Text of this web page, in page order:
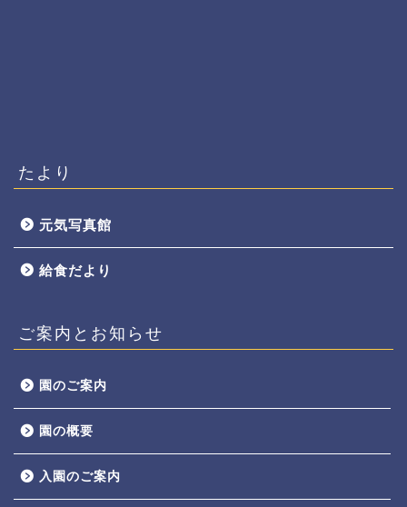
たより
元気写真館
給食だより
ご案内とお知らせ
園のご案内
園の概要
入園のご案内